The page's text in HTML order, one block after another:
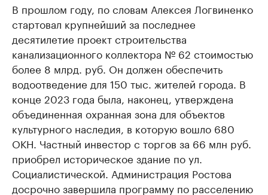
В прошлом году, по словам Алексея Логвиненко
стартовал крупнейший за последнее
десятилетие проект строительства
канализационного коллектора № 62 стоимостью
более 8 млрд. руб. Он должен обеспечить
водоотведение для 150 тыс. жителей города. В
конце 2023 года была, наконец, утверждена
объединенная охранная зона для объектов
культурного наследия, в которую вошло 680
ОКН. Частный инвестор с торгов за 66 млн руб.
приобрел историческое здание по ул.
Социалистической. Администрация Ростова
досрочно завершила программу по расселению